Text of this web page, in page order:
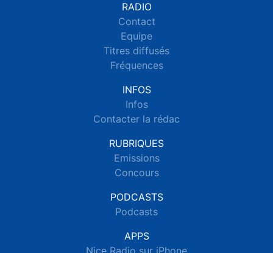
RADIO
Contact
Equipe
Titres diffusés
Fréquences
INFOS
Infos
Contacter la rédac
RUBRIQUES
Emissions
Concours
PODCASTS
Podcasts
APPS
Nice Radio sur iPhone